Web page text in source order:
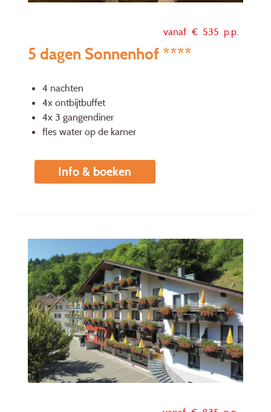
vanaf € 535 p.p.
5 dagen Sonnenhof ****
4 nachten
4x ontbijtbuffet
4x 3 gangendiner
fles water op de kamer
Info & boeken